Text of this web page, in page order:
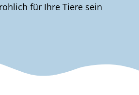
für Ihre Tiere sein